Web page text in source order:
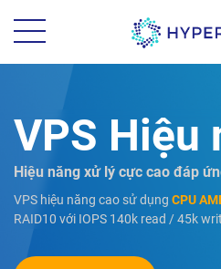
VPS Hiệu
Hiệu năng xử lý cực cao đáp
VPS hiệu năng cao sử dụng CPU
RAID10 với IOPS 140k read / 45k